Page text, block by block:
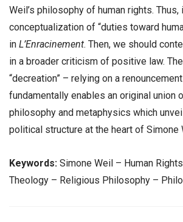
Weil’s philosophy of human rights.
conceptualization of “duties toward
in L’Enracinement. Then, we should
in a broader criticism of positive law.
“decreation” – relying on a
fundamentally enables an original union
philosophy and metaphysics which
political structure at the heart of Simone
Keywords: Simone Weil – Human
Theology – Religious Philosophy –